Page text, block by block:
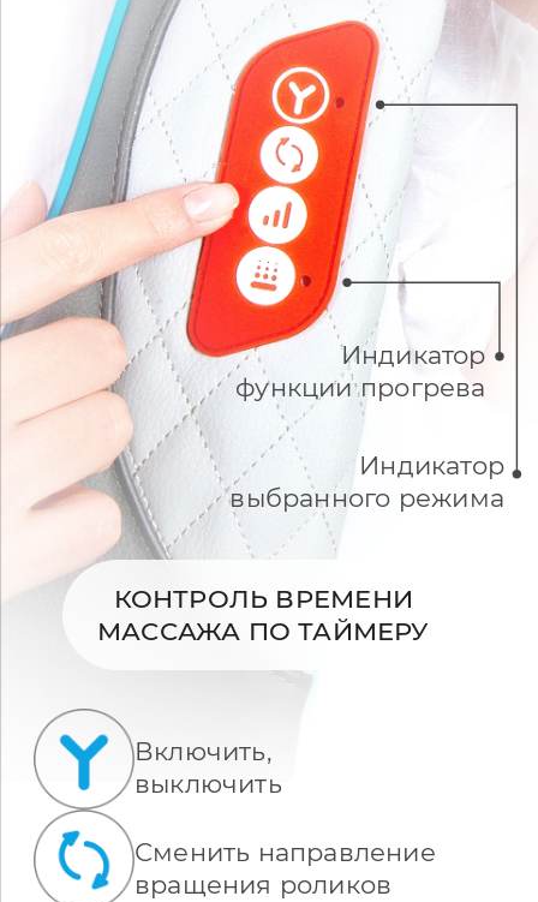
Включить,
выключить
Сменить направление
вращения роликов
КОНТРОЛЬ ВРЕМЕНИ
МАССАЖА ПО ТАЙМЕРУ
Индикатор
выбранного режима
Индикатор
функции прогрева